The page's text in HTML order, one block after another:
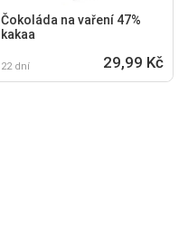
Čokoláda na vaření 47%
kakaa
22 dní 29,99 Kč